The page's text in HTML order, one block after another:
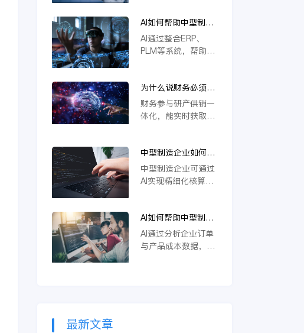
营与智能决策。
字化转型。
一体化协同，将难以
应对定制化需求与物
料管理复杂度，导致
应速度、优化资源配
置的关键，缺乏这一
核心能力的企业将在
未来竞争中失去优
AI如何帮助中型制造
企业做到“业财一
体”？
AI通过整合ERP、
PLM等系统，帮助中
自动处理订单、物料
与成本信息，提升生
产与财务协同效率，
化资源配置，加强风
险控制，推动精细化
运营。
为什么说财务必须参
与研产供销一体化？
财务参与研产供销一
体化，能实时获取各
财融合，财务可提前
预警风险、优化资源
配置，支持科学决
价值链协同，确保战
略目标有效落地。
中型制造企业如何用
AI实现精细化核算？
中型制造企业可通过
AI实现精细化核算，
模块化设计（如
CBB）优化物料编码
管理，并借助AI合同
AI如何帮助中型制造
企业识别亏损订单和
低毛利产品？
AI通过分析企业订单
与产品成本数据，能
最新文章